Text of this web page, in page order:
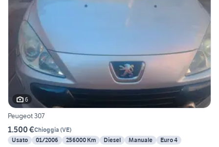
6
Peugeot 307
1.500 €Chioggia (VE)
Usato
01/2006 256000 Km Diesel Manuale Euro 4